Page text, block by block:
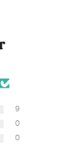
9
0
0